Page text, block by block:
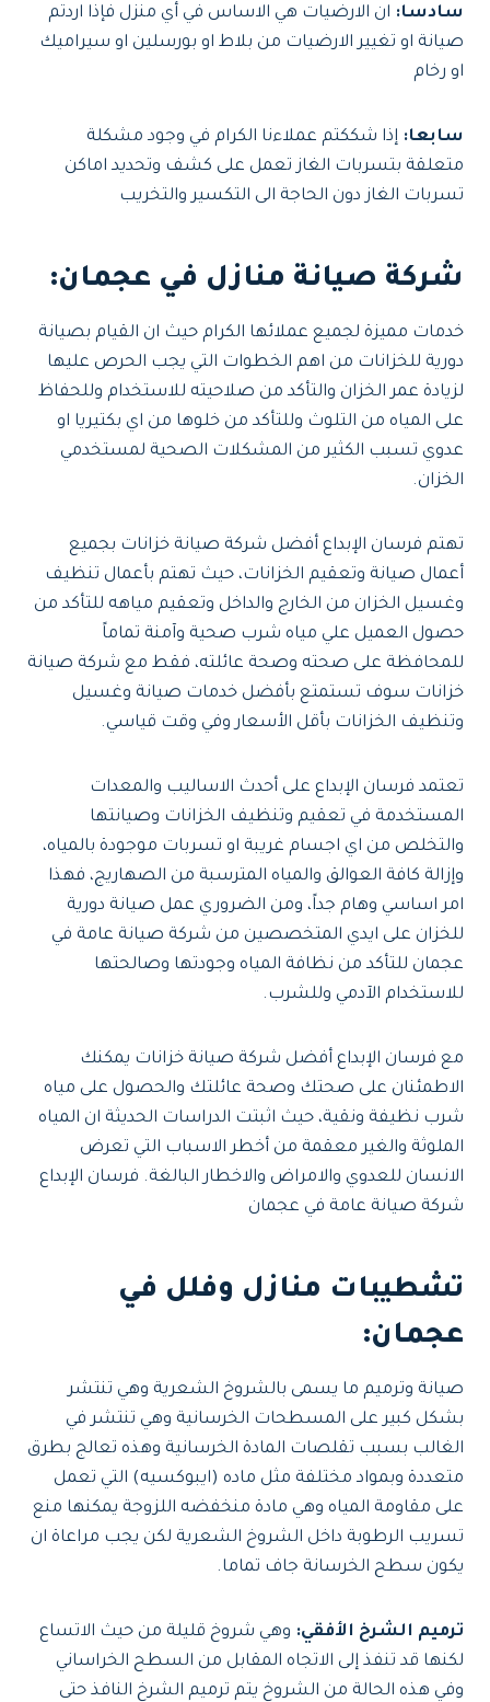
سادسا: ان الارضيات هي الاساس في أي منزل فإذا اردتم
صيانة او تغيير الارضيات من بلاط او بورسلين او سيراميك
او رخام
سابعا: إذا شككتم عملاءنا الكرام في وجود مشكلة
متعلقة بتسربات الغاز تعمل على كشف وتحديد اماكن
تسربات الغاز دون الحاجة الى التكسير والتخريب
شركة صيانة منازل في عجمان:
خدمات مميزة لجميع عملائها الكرام حيث ان القيام بصيانة
دورية للخزانات من اهم الخطوات التي يجب الحرص عليها
لزيادة عمر الخزان والتأكد من صلاحيته للاستخدام وللحفاظ
على المياه من التلوث وللتأكد من خلوها من اي بكتيريا او
عدوي تسبب الكثير من المشكلات الصحية لمستخدمي
الخزان.
تهتم فرسان الإبداع أفضل شركة صيانة خزانات بجميع
أعمال صيانة وتعقيم الخزانات، حيث تهتم بأعمال تنظيف
وغسيل الخزان من الخارج والداخل وتعقيم مياهه للتأكد من
حصول العميل علي مياه شرب صحية وآمنة تماماً
للمحافظة على صحته وصحة عائلته، فقط مع شركة صيانة
خزانات سوف تستمتع بأفضل خدمات صيانة وغسيل
وتنظيف الخزانات بأقل الأسعار وفي وقت قياسي.
تعتمد فرسان الإبداع على أحدث الاساليب والمعدات
المستخدمة في تعقيم وتنظيف الخزانات وصيانتها
والتخلص من اي اجسام غريبة او تسربات موجودة بالمياه،
وإزالة كافة العوالق والمياه المترسبة من الصهاريج، فهذا
امر اساسي وهام جداً، ومن الضروري عمل صيانة دورية
للخزان على ايدي المتخصصين من شركة صيانة عامة في
عجمان للتأكد من نظافة المياه وجودتها وصالحتها
للاستخدام الآدمي وللشرب.
مع فرسان الإبداع أفضل شركة صيانة خزانات يمكنك
الاطمئنان على صحتك وصحة عائلتك والحصول على مياه
شرب نظيفة ونقية، حيث اثبتت الدراسات الحديثة ان المياه
الملوثة والغير معقمة من أخطر الاسباب التي تعرض
الانسان للعدوي والامراض والاخطار البالغة. فرسان الإبداع
شركة صيانة عامة في عجمان
تشطيبات منازل وفلل في
عجمان:
صيانة وترميم ما يسمى بالشروخ الشعرية وهي تنتشر
بشكل كبير على المسطحات الخرسانية وهي تنتشر في
الغالب بسبب تقلصات المادة الخرسانية وهذه تعالج بطرق
متعددة وبمواد مختلفة مثل ماده (ايبوكسيه) التي تعمل
على مقاومة المياه وهي مادة منخفضه اللزوجة يمكنها منع
تسريب الرطوبة داخل الشروخ الشعرية لكن يجب مراعاة ان
يكون سطح الخرسانة جاف تماما.
ترميم الشرخ الأفقي: وهي شروخ قليلة من حيث الاتساع
لكنها قد تنفذ إلى الاتجاه المقابل من السطح الخراساني
وفي هذه الحالة من الشروخ يتم ترميم الشرخ النافذ حتى